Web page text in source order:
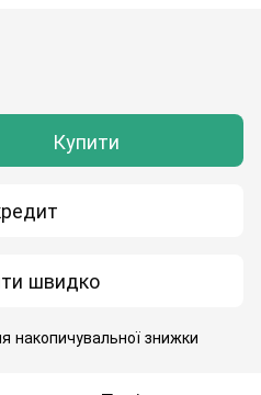
Купити
швидко
накопичувальної знижки